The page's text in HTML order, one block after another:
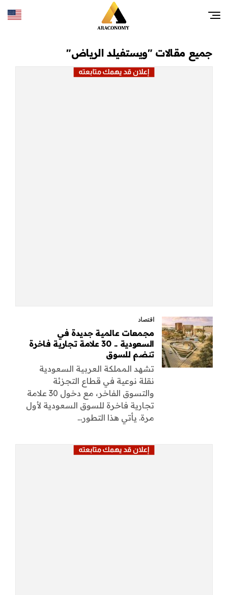
جميع مقالات "ويستفيلد الرياض"
اقتصاد
مجمعات عالمية جديدة في
السعودية .. 30 علامة تجارية فاخرة
تنضم للسوق
تشهد المملكة العربية السعودية
نقلة نوعية في قطاع التجزئة
والتسوق الفاخر، مع دخول 30 علامة
تجارية فاخرة للسوق السعودية لأول
مرة. يأتي هذا التطور...